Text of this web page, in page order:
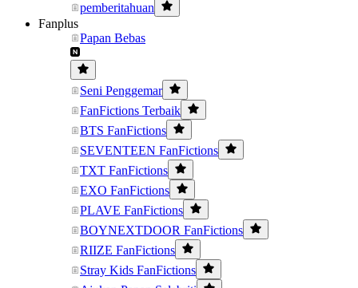
pemberitahuan
Fanplus
Papan Bebas
Seni Penggemar
FanFictions Terbaik
BTS FanFictions
SEVENTEEN FanFictions
TXT FanFictions
EXO FanFictions
PLAVE FanFictions
BOYNEXTDOOR FanFictions
RIIZE FanFictions
Stray Kids FanFictions